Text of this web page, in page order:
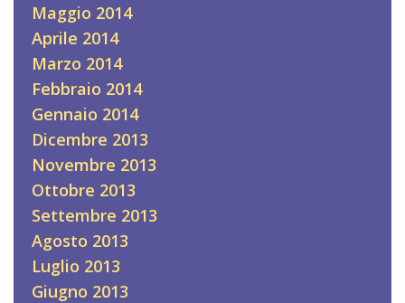
Maggio 2014
Aprile 2014
Marzo 2014
Febbraio 2014
Gennaio 2014
Dicembre 2013
Novembre 2013
Ottobre 2013
Settembre 2013
Agosto 2013
Luglio 2013
Giugno 2013